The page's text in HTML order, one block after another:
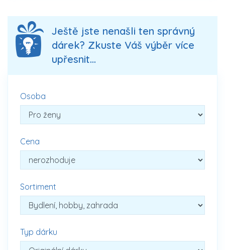
Ještě jste nenašli ten správný
dárek? Zkuste Váš výběr více
upřesnit...
Osoba
Cena
Sortiment
Typ dárku